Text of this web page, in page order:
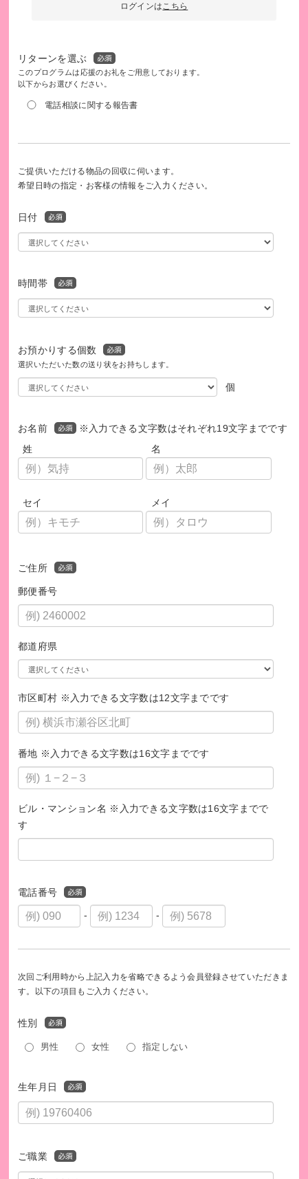
赤字続きの運営が限界にきています
年間1300万円程度かかる電話相談事業ですが、当財団の年間
収益は2000万円程度です。家賃と印刷、発送代、シンポジウ
ム開催で全て消えてしまい、年間の赤字は500万円前後に達
します。資産の切り売りでなんとか乗り切ってきたのです
ません。「人生100年時代」、今後一層必要とされる事業を
止めるのは無念でならず、どうか温かいご支援をよろしくお
願いいたします。
相談員は定期的な勉強会でスキルアップしています
ある相談日のひとコマ
コロナ禍では画面越しの面会が増えました
ログインはこちら
リターンを選ぶ
このプログラムは応援のお礼をご用意しております。
以下からお選びください。
電話相談に関する報告書
ご提供いただける物品の回収に伺います。
希望日時の指定・お客様の情報をご入力ください。
日付
時間帯
お預かりする個数
選択いただいた数の送り状をお持ちします。
個
お名前
※入力できる文字数はそれぞれ19文字までです
姓
名
セイ メイ
ご住所
郵便番号
都道府県
市区町村 ※入力できる文字数は12文字までです
番地 ※入力できる文字数は16文字までです
ビル・マンション名 ※入力できる文字数は16文字までで
す
電話番号
- -
次回ご利用時から上記入力を省略できるよう会員登録させていただきま
す。以下の項目もご入力ください。
性別
男性 女性 指定しない
生年月日
ご職業